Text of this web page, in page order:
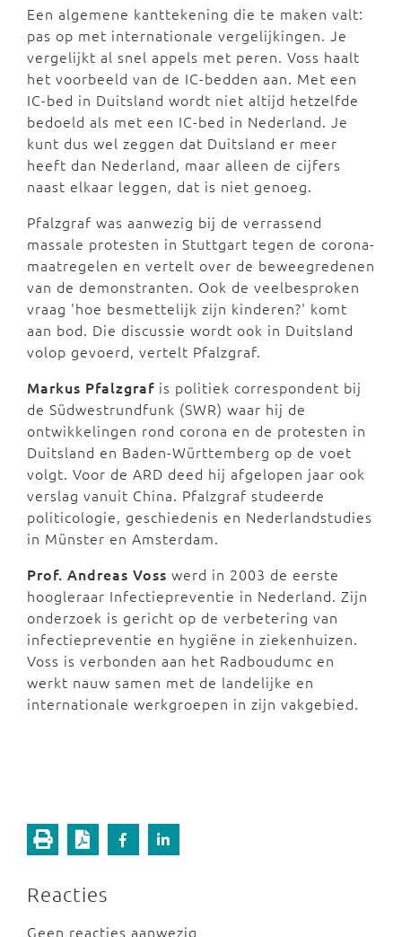
Een algemene kanttekening die te maken valt:
pas op met internationale vergelijkingen. Je
vergelijkt al snel appels met peren. Voss haalt
het voorbeeld van de IC-bedden aan. Met een
IC-bed in Duitsland wordt niet altijd hetzelfde
bedoeld als met een IC-bed in Nederland. Je
kunt dus wel zeggen dat Duitsland er meer
heeft dan Nederland, maar alleen de cijfers
naast elkaar leggen, dat is niet genoeg.
Pfalzgraf was aanwezig bij de verrassend
massale protesten in Stuttgart tegen de corona-
maatregelen en vertelt over de beweegredenen
van de demonstranten. Ook de veelbesproken
vraag 'hoe besmettelijk zijn kinderen?' komt
aan bod. Die discussie wordt ook in Duitsland
volop gevoerd, vertelt Pfalzgraf.
Markus Pfalzgraf is politiek correspondent bij
de Südwestrundfunk (SWR) waar hij de
ontwikkelingen rond corona en de protesten in
Duitsland en Baden-Württemberg op de voet
volgt. Voor de ARD deed hij afgelopen jaar ook
verslag vanuit China. Pfalzgraf studeerde
politicologie, geschiedenis en Nederlandstudies
in Münster en Amsterdam.
Prof. Andreas Voss werd in 2003 de eerste
hoogleraar Infectiepreventie in Nederland. Zijn
onderzoek is gericht op de verbetering van
infectiepreventie en hygiëne in ziekenhuizen.
Voss is verbonden aan het Radboudumc en
werkt nauw samen met de landelijke en
internationale werkgroepen in zijn vakgebied.
Reacties
Geen reacties aanwezig